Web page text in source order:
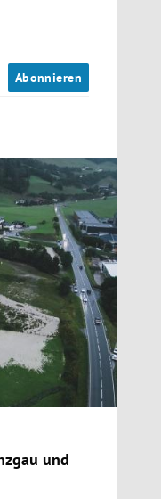
Abonnieren
und